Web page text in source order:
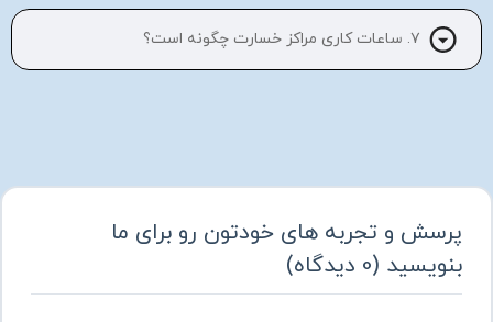
۷. ساعات کاری مراکز خسارت چگونه است؟
پرسش و تجربه های خودتون رو برای ما
بنویسید (
0 دیدگاه)